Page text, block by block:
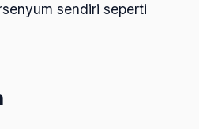
sendiri seperti